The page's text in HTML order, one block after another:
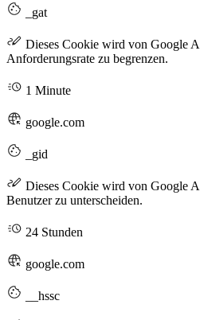
_gat
Dieses Cookie wird von Google
Anforderungsrate zu begrenzen.
1 Minute
google.com
_gid
Dieses Cookie wird von Google
Benutzer zu unterscheiden.
24 Stunden
google.com
__hssc